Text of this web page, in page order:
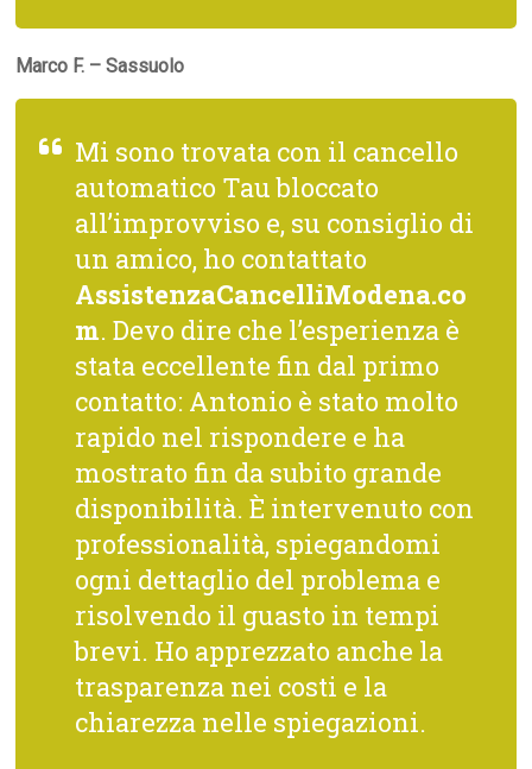
Marco F. – Sassuolo
Mi sono trovata con il cancello
automatico Tau bloccato
all’improvviso e, su consiglio di
un amico, ho contattato
AssistenzaCancelliModena.co
m. Devo dire che l’esperienza è
stata eccellente fin dal primo
contatto: Antonio è stato molto
rapido nel rispondere e ha
mostrato fin da subito grande
disponibilità. È intervenuto con
professionalità, spiegandomi
ogni dettaglio del problema e
risolvendo il guasto in tempi
brevi. Ho apprezzato anche la
trasparenza nei costi e la
chiarezza nelle spiegazioni.